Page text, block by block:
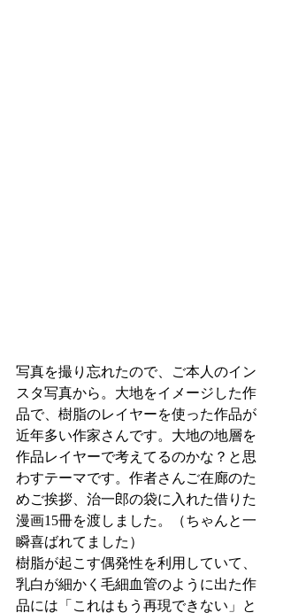
写真を撮り忘れたので、ご本人のイン
スタ写真から。大地をイメージした作
品で、樹脂のレイヤーを使った作品が
近年多い作家さんです。大地の地層を
作品レイヤーで考えてるのかな？と思
わすテーマです。作者さんご在廊のた
めご挨拶、治一郎の袋に入れた借りた
漫画15冊を渡しました。（ちゃんと一
瞬喜ばれてました）
樹脂が起こす偶発性を利用していて、
乳白が細かく毛細血管のように出た作
品には「これはもう再現できない」と